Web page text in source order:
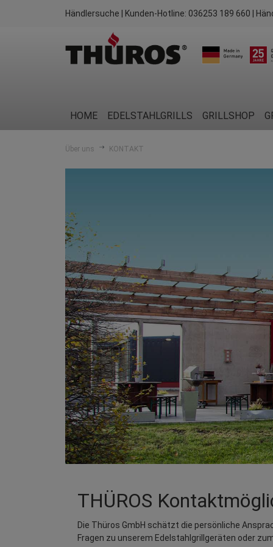
Händlersuche | Kunden-Hotline: 036253 189 660 |
HOME EDELSTAHLGRILLS GRILLSHOP
Über uns KONTAKT
THÜROS
Die Thüros GmbH schätzt die persönliche
Fragen zu unserem Edelstahlgrillgeräten oder